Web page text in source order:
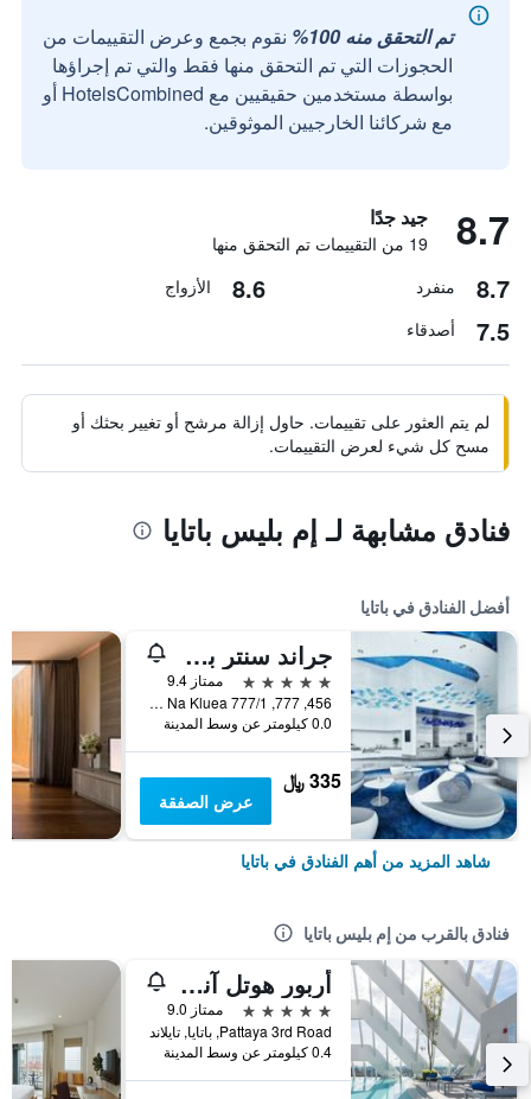
تم التحقق منه 100%
نقوم بجمع وعرض التقييمات من
الحجوزات التي تم التحقق منها فقط والتي تم إجراؤها
بواسطة مستخدمين حقيقيين مع HotelsCombined أو
مع شركائنا الخارجيين الموثوقين.
8.7 جيد جدًا
19 من التقييمات تم التحقق منها
8.7 منفرد 8.6 الأزواج
7.5 أصدقاء
لم يتم العثور على تقييمات. حاول إزالة مرشح أو تغيير بحثك أو
مسح كل شيء لعرض التقييمات.
فنادق مشابهة لـ إم بليس باتايا
أفضل الفنادق في باتايا
جراند سنتر بوينت باتايا
5 نجوم
ممتاز 9.4
456, 777, 777/1 M.6 Na Kluea, باتايا, تايلاند
0.0 كيلومتر عن وسط المدينة
335 ﷼
عرض الصفقة
شاهد المزيد من أهم الفنادق في باتايا
فنادق بالقرب من إم بليس باتايا
أربور هوتل آند ريزيدنس باتايا
5 نجوم
ممتاز 9.0
Pattaya 3rd Road, باتايا, تايلاند
0.4 كيلومتر عن وسط المدينة